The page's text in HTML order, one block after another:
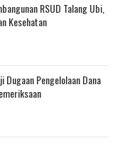
RSUD Talang Ubi,
Kesehatan
Dugaan Pengelolaan Dana